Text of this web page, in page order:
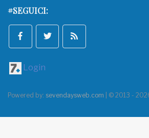
#SEGUICI:
Login
Powered by: sevendaysweb.com | © 2013 -